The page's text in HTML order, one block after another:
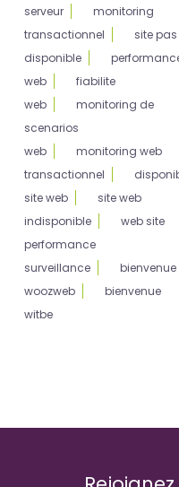
serveur
monitoring
transactionnel
site pas
disponible
web
fiabilite
web
monitoring de
scenarios
web
monitoring web
transactionnel
site web
site web
indisponible
web site
performance
surveillance
bienvenue
woozweb
bienvenue
witbe